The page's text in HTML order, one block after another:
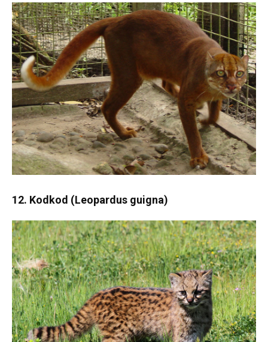
12. Kodkod (Leopardus guigna)